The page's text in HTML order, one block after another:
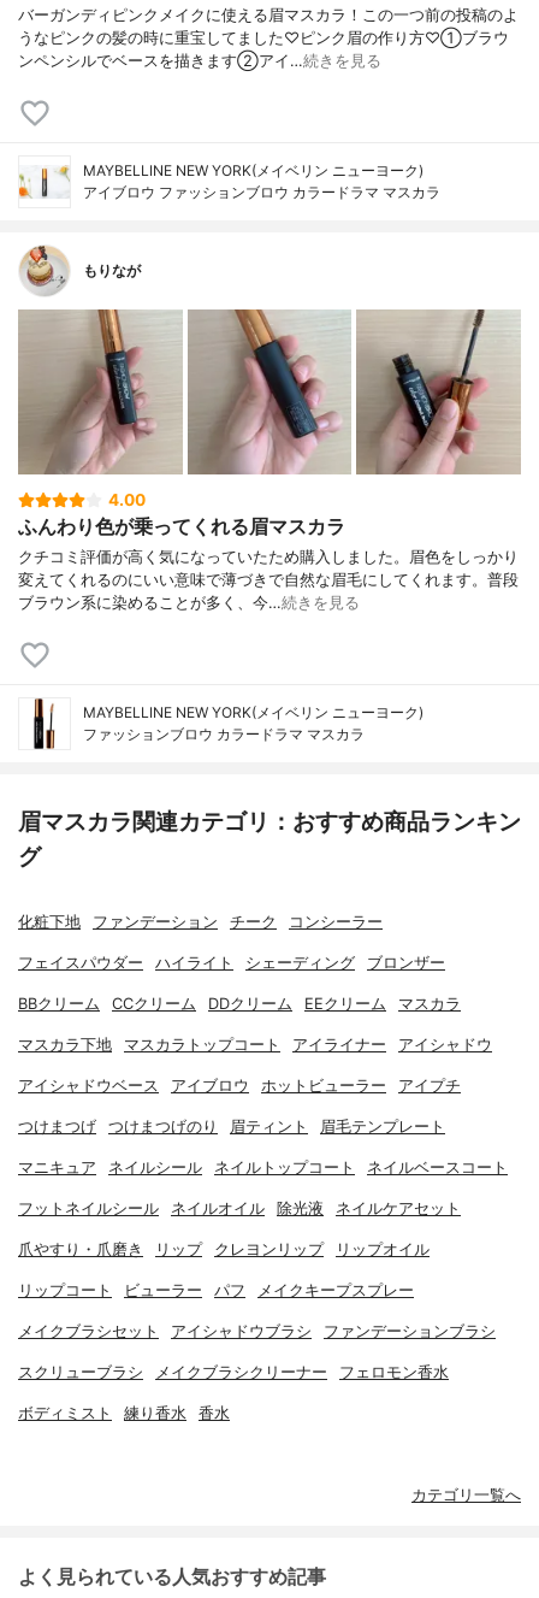
バーガンディピンクメイクに使える眉マスカラ！この一つ前の投稿のよ
うなピンクの髪の時に重宝してました♡ピンク眉の作り方♡①ブラウ
ンペンシルでベースを描きます②アイ…続きを見る
MAYBELLINE NEW YORK(メイベリン ニューヨーク)
アイブロウ ファッションブロウ カラードラマ マスカラ
もりなが
4.00
ふんわり色が乗ってくれる眉マスカラ
クチコミ評価が高く気になっていたため購入しました。眉色をしっかり
変えてくれるのにいい意味で薄づきで自然な眉毛にしてくれます。普段
ブラウン系に染めることが多く、今…続きを見る
MAYBELLINE NEW YORK(メイベリン ニューヨーク)
ファッションブロウ カラードラマ マスカラ
眉マスカラ関連カテゴリ：おすすめ商品ランキン
グ
化粧下地 ファンデーション チーク コンシーラー
フェイスパウダー ハイライト シェーディング ブロンザー
BBクリーム CCクリーム DDクリーム EEクリーム マスカラ
マスカラ下地 マスカラトップコート アイライナー アイシャドウ
アイシャドウベース アイブロウ ホットビューラー アイプチ
つけまつげ つけまつげのり 眉ティント 眉毛テンプレート
マニキュア ネイルシール ネイルトップコート ネイルベースコート
フットネイルシール ネイルオイル 除光液 ネイルケアセット
爪やすり・爪磨き リップ クレヨンリップ リップオイル
リップコート ビューラー パフ メイクキープスプレー
メイクブラシセット アイシャドウブラシ ファンデーションブラシ
スクリューブラシ メイクブラシクリーナー フェロモン香水
ボディミスト 練り香水 香水
カテゴリ一覧へ
よく見られている人気おすすめ記事